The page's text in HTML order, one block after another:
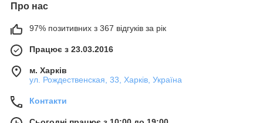
Про нас
97% позитивних з 367 відгуків за рік
Працює з 23.03.2016
м. Харків
ул. Рождественская, 33, Харків, Україна
Контакти